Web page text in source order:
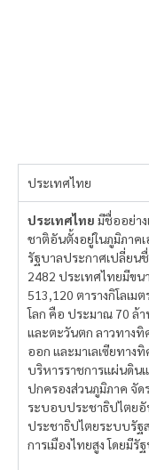
ประเทศไทย
ประเทศไทย มีชื่ออย่า
ชาติอันตั้งอยู่ในภูมิภาคเ
รัฐบาลประกาศเปลี่ยน
2482 ประเทศไทยมีข
513,120 ตารางกิโลเ
โลก คือ ประมาณ 70 ล้
และตะวันตก ลาวทาง
ออก และมาเลเซียทาง
บริหารราชการแผ่นดิน
ปกครองส่วนภูมิภาค จัด
ระบอบประชาธิปไตย
ประชาธิปไตยระบบรัฐ
การเมืองไทยสูง โดยมี